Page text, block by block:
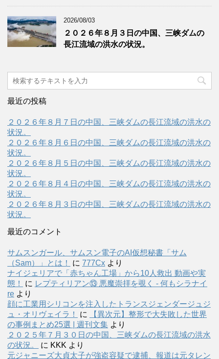
2026/08/03
２０２６年８月３日の中国、三峡ダムの
長江流域の洪水の状況。
最近の投稿
２０２６年８月７日の中国、三峡ダムの長江流域の洪水の
状況。
２０２６年８月６日の中国、三峡ダムの長江流域の洪水の
状況。
２０２６年８月５日の中国、三峡ダムの長江流域の洪水の
状況。
２０２６年８月４日の中国、三峡ダムの長江流域の洪水の
状況。
２０２６年８月３日の中国、三峡ダムの長江流域の洪水の
状況。
最近のコメント
サムスンガール、サムスン電子のAI仮想秘書「サム
（Sam）」とは！
に 777Cx より
ナイジェリアで「赤ちゃん工場」から10人救出 動画や実
態！
に レプティリアン⑬ 悪魔崇拝を覗く - 何もシラナイ
re より
顔に工業用シリコンを注入したトランスジェンダージュジ
ュ・オリヴェイラ！
に
【異次元】整形で大失敗した世界
の事例まとめ25選 | 週刊文集 より
２０２５年７月３０日の中国、三峡ダムの長江流域の洪水
の状況。
に KKK より
元ジャニーズ大貞太子が強盗容疑で逮捕、報道は元タレン